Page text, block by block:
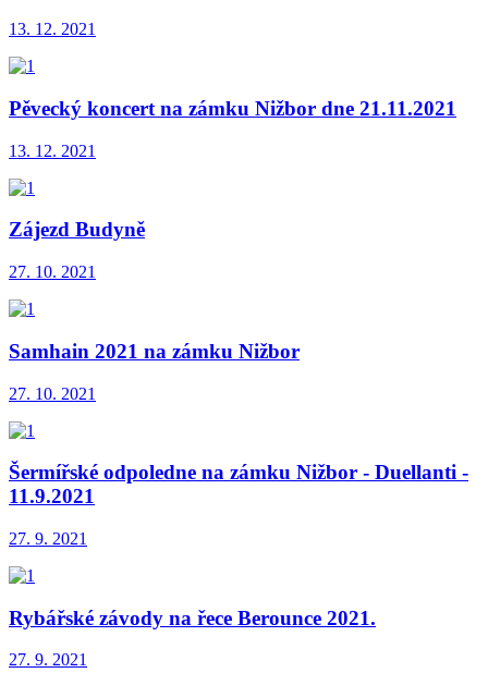
13. 12. 2021
Pěvecký koncert na zámku Nižbor dne 21.11.2021
13. 12. 2021
Zájezd Budyně
27. 10. 2021
Samhain 2021 na zámku Nižbor
27. 10. 2021
Šermířské odpoledne na zámku Nižbor - Duellanti -
11.9.2021
27. 9. 2021
Rybářské závody na řece Berounce 2021.
27. 9. 2021